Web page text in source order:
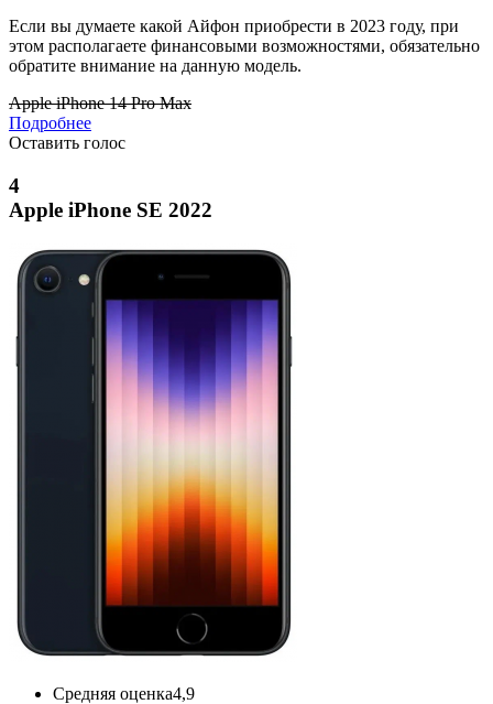
Если вы думаете какой Айфон приобрести в 2023 году, при
этом располагаете финансовыми возможностями, обязательно
обратите внимание на данную модель.
Apple iPhone 14 Pro Max
Подробнее
Оставить голос
4
Apple iPhone SE 2022
Средняя оценка4,9